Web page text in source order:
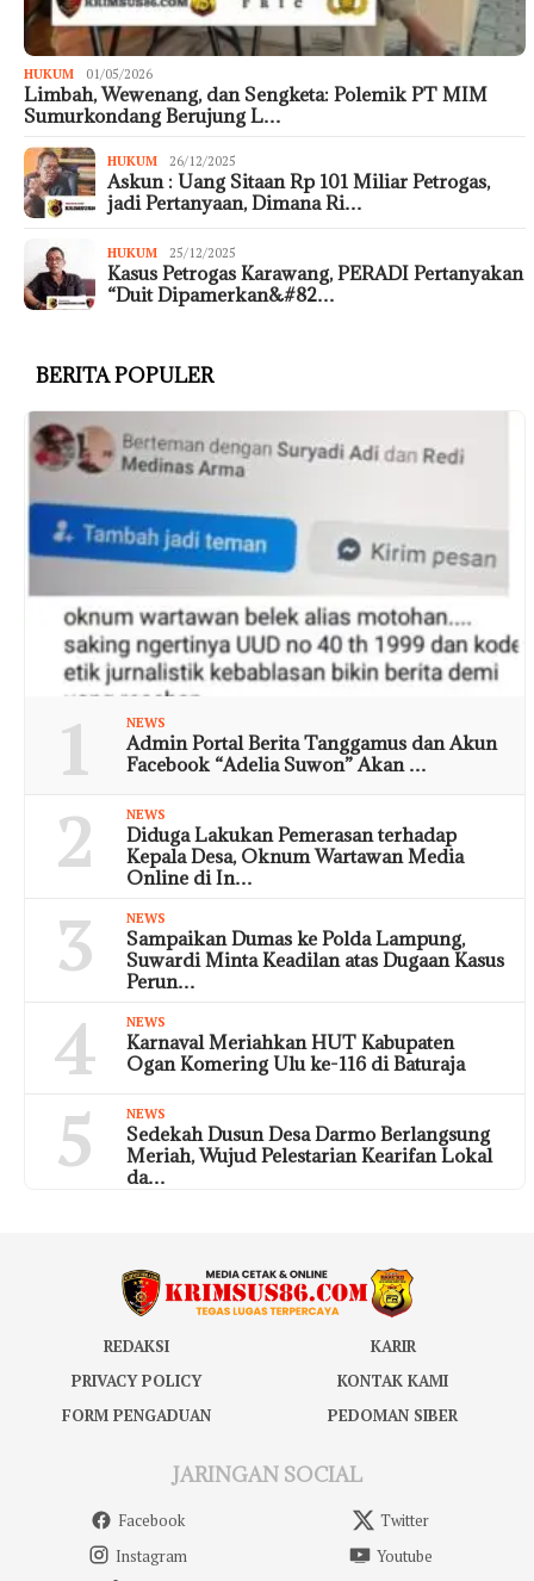
HUKUM 01/05/2026
Limbah, Wewenang, dan Sengketa: Polemik PT MIM
Sumurkondang Berujung L…
HUKUM 26/12/2025
Askun : Uang Sitaan Rp 101 Miliar Petrogas,
jadi Pertanyaan, Dimana Ri…
HUKUM 25/12/2025
Kasus Petrogas Karawang, PERADI Pertanyakan
“Duit Dipamerkan&#82…
BERITA POPULER
1 NEWS
Admin Portal Berita Tanggamus dan Akun
Facebook “Adelia Suwon” Akan …
2 NEWS
Diduga Lakukan Pemerasan terhadap
Kepala Desa, Oknum Wartawan Media
Online di In…
3 NEWS
Sampaikan Dumas ke Polda Lampung,
Suwardi Minta Keadilan atas Dugaan Kasus
Perun…
4 NEWS
Karnaval Meriahkan HUT Kabupaten
Ogan Komering Ulu ke-116 di Baturaja
5 NEWS
Sedekah Dusun Desa Darmo Berlangsung
Meriah, Wujud Pelestarian Kearifan Lokal
da…
REDAKSI
KARIR
PRIVACY POLICY
KONTAK KAMI
FORM PENGADUAN
PEDOMAN SIBER
JARINGAN SOCIAL
Facebook
Twitter
Instagram
Youtube